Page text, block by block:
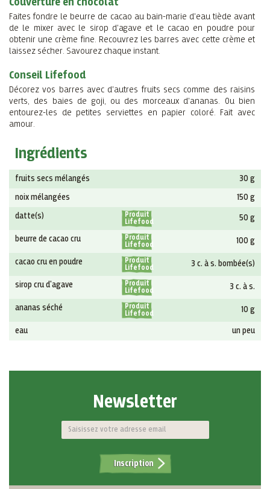
Faites fondre le beurre de cacao au bain-marie d'eau tiède avant
de le mixer avec le sirop d'agave et le cacao en poudre pour
obtenir une crème fine. Recouvrez les barres avec cette crème et
laissez sécher. Savourez chaque instant.
Conseil Lifefood
Décorez vos barres avec d'autres fruits secs comme des raisins
verts, des baies de goji, ou des morceaux d'ananas. Ou bien
entourez-les de petites serviettes en papier coloré. Fait avec
amour.
Ingrédients
fruits secs mélangés 30 g
noix mélangées 150 g
datte(s)
Produit
Lifefood
50 g
beurre de cacao cru
Produit
Lifefood
100 g
cacao cru en poudre
Produit
Lifefood
3 c. à s. bombée(s)
sirop cru d'agave
Produit
Lifefood
3 c. à s.
ananas séché
Produit
Lifefood
10 g
eau un peu
Newsletter
Inscription